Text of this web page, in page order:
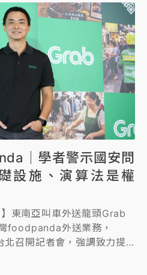
｜學者警示國安問
設施、演算法是權
東南亞叫車外送龍頭Grab
foodpanda外送業務，
召開記者會，強調致力提
。立法院今日下午召開公聽
，綠委們擔憂寡占市場讓消